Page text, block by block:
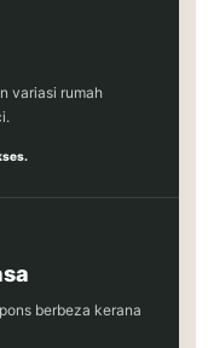
variasi rumah
berbeza kerana